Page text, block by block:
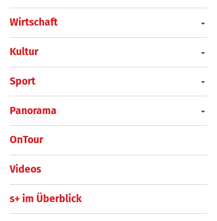
Wirtschaft
Kultur
Sport
Panorama
OnTour
Videos
s+ im Überblick